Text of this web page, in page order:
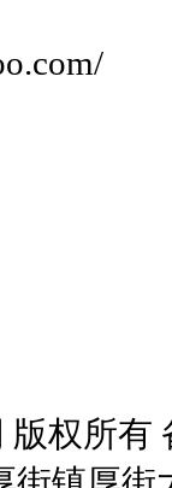
版权所有